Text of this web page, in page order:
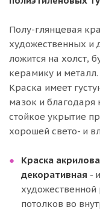
Полу-глянцевая
художественных и
ложится на холст,
керамику и металл.
Краска имеет
мазок и
стойкое укрытие
хорошей свето- и
Краска
декоративная -
художественной
потолков во